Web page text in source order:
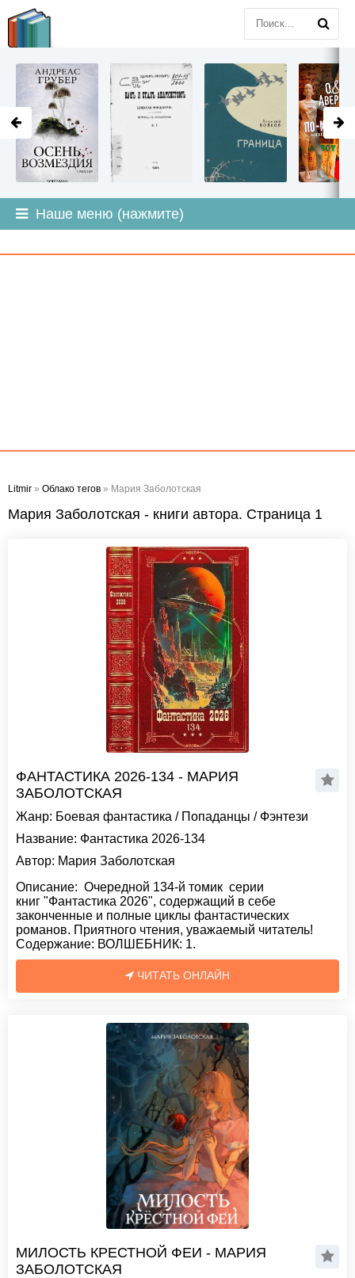
Наше меню (нажмите)
Litmir » Облако тегов » Мария Заболотская
Мария Заболотская - книги автора. Страница 1
ФАНТАСТИКА 2026-134 - МАРИЯ
ЗАБОЛОТСКАЯ
Жанр: Боевая фантастика / Попаданцы / Фэнтези
Название: Фантастика 2026-134
Автор: Мария Заболотская
Описание: Очередной 134-й томик серии
книг "Фантастика 2026", содержащий в себе
законченные и полные циклы фантастических
романов. Приятного чтения, уважаемый читатель!
Содержание: ВОЛШЕБНИК: 1.
ЧИТАТЬ ОНЛАЙН
МИЛОСТЬ КРЕСТНОЙ ФЕИ - МАРИЯ
ЗАБОЛОТСКАЯ
LITMIR.ORG